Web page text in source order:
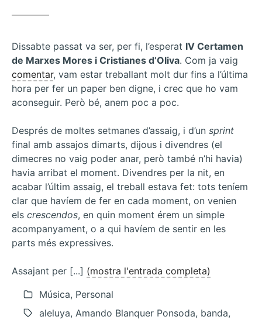
poble
Dissabte passat va ser, per fi, l’esperat IV Certamen
de Marxes Mores i Cristianes d’Oliva. Com ja vaig
comentar, vam estar treballant molt dur fins a l’última
hora per fer un paper ben digne, i crec que ho vam
aconseguir. Però bé, anem poc a poc.
Després de moltes setmanes d’assaig, i d’un sprint
final amb assajos dimarts, dijous i divendres (el
dimecres no vaig poder anar, però també n’hi havia)
havia arribat el moment. Divendres per la nit, en
acabar l’últim assaig, el treball estava fet: tots teníem
clar que havíem de fer en cada moment, on venien
els crescendos, en quin moment érem un simple
acompanyament, o a qui havíem de sentir en les
parts més expressives.
Assajant per [...] (mostra l'entrada completa)
Música, Personal
aleluya, Amando Blanquer Ponsoda, banda,